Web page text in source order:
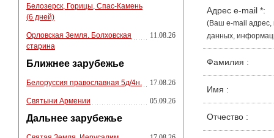
Белозерск, Горицы, Спас-Камень
(6 дней)
Орловская Земля. Болховская
старина
11.08.26
Ближнее зарубежье
Белоруссия православная 5д/4н. 17.08.26
Святыни Армении 05.09.26
Дальнее зарубежье
Адрес e-mail *:
(Ваш e-mail адрес,
данных,
Фамилия :
Имя :
Отчество :